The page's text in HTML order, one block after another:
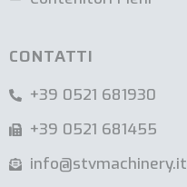
CONTATTI
+39 0521 681930
+39 0521 681455
info@stvmachinery.it